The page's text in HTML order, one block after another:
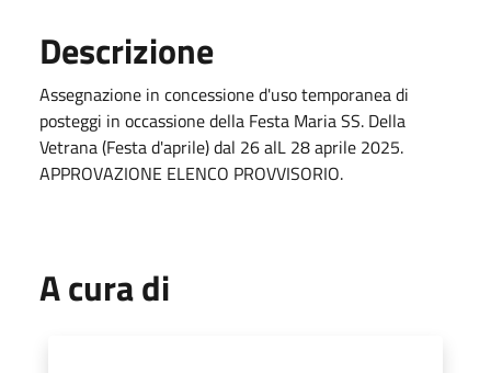
Descrizione
Assegnazione in concessione d'uso temporanea di
posteggi in occassione della Festa Maria SS. Della
Vetrana (Festa d'aprile) dal 26 alL 28 aprile 2025.
APPROVAZIONE ELENCO PROVVISORIO.
A cura di